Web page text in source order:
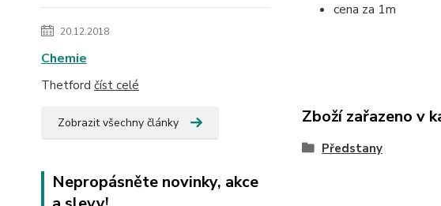
20.12.2018
Chemie
Thetford číst celé
Zobrazit všechny články
Nepropásněte novinky, akce
cena za 1m
Zboží zařazeno v
Předstany